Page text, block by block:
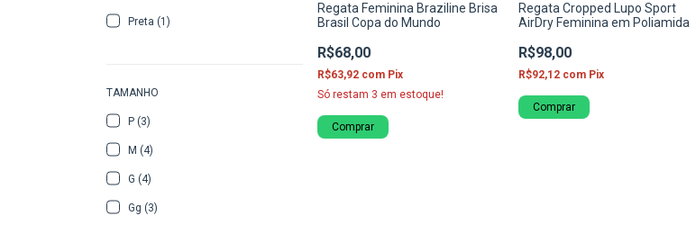
Preta (1)
TAMANHO
P (3)
M (4)
G (4)
Gg (3)
Regata Feminina Braziline Brisa
Brasil Copa do Mundo
R$68,00
R$63,92 com Pix
Só restam 3 em estoque!
Comprar
Regata Cropped Lupo Sport
AirDry Feminina em Poliamida
R$98,00
R$92,12 com Pix
Comprar